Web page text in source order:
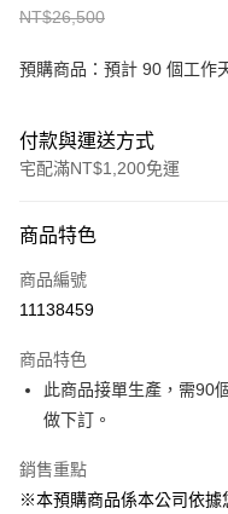
NT$26,500
預購商品：預計 90 個工作
付款與運送方式
宅配滿NT$1,200免運
信用卡一次付款
信用卡分期付款
玉山商業銀行
6 期 0 利率 每期
LINE Pay
Apple Pay
悠遊付
商品特色
商品編號
11138459
商品特色
此商品接單生產，需90
做下訂。
銷售重點
※本預購商品係本公司依據